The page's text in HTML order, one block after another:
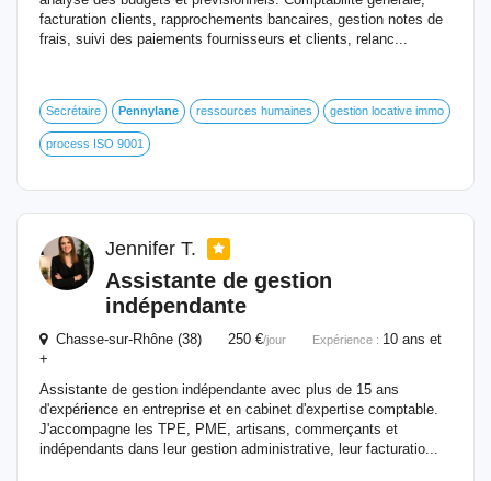
facturation clients, rapprochements bancaires, gestion notes de
frais, suivi des paiements fournisseurs et clients, relanc...
Secrétaire Pennylane ressources humaines gestion locative immo
process ISO 9001
Jennifer T.
Assistante de gestion
indépendante
Chasse-sur-Rhône (38) 250 €/jour Expérience : 10 ans et
+
Assistante de gestion indépendante avec plus de 15 ans
d'expérience en entreprise et en cabinet d'expertise comptable.
J'accompagne les TPE, PME, artisans, commerçants et
indépendants dans leur gestion administrative, leur facturatio...